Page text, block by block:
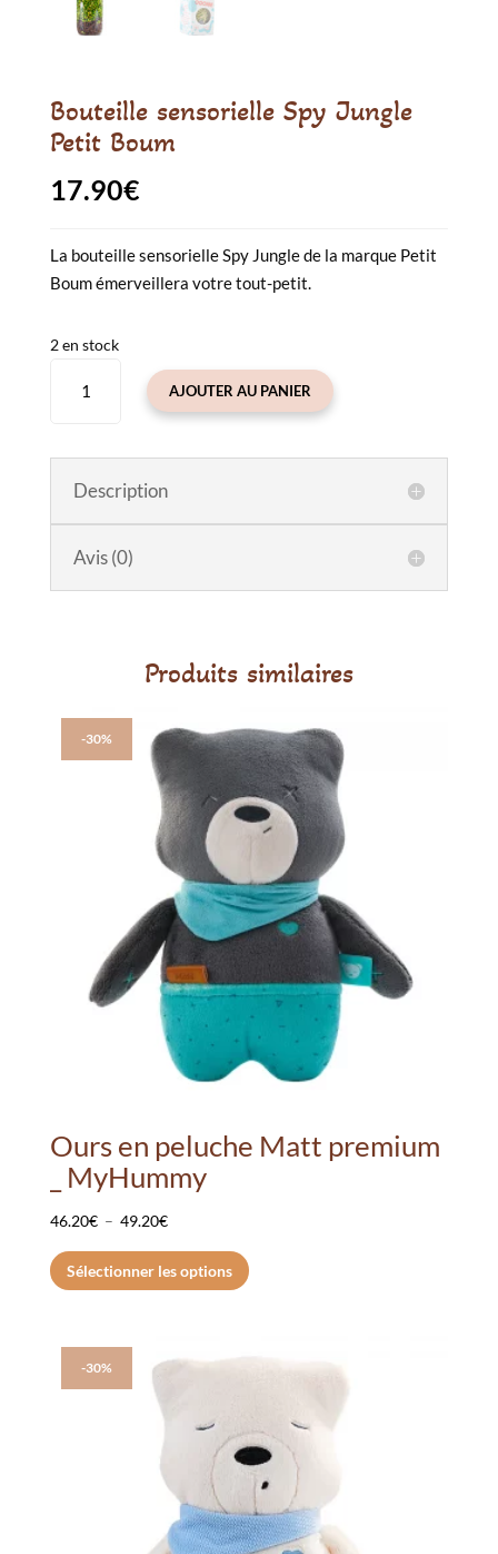
Bouteille sensorielle Spy Jungle
Petit Boum
17.90€
La bouteille sensorielle Spy Jungle de la marque Petit
Boum émerveillera votre tout-petit.
2 en stock
sensorielle
Spy
Boum
AJOUTER AU PANIER
Description
Avis (0)
Produits similaires
-30%
Ours en peluche Matt premium
_ MyHummy
46.20€ – 49.20€Plage
de
prix :
49.20€
Sélectionner les options
produit
variations.
options
peuvent
être
choisies
sur
-30%